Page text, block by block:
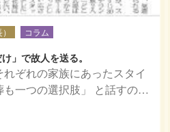
コラム
」で故人を送る。
れぞれの家族にあったスタイ
も一つの選択肢」 と話すの…